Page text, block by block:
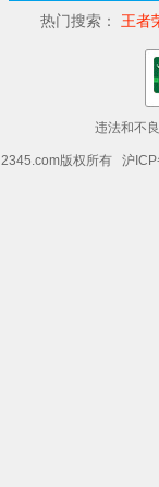
热门搜索： 王者
违法和不
2345.com版权所有 沪